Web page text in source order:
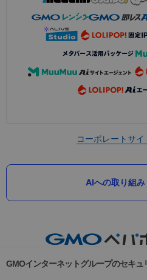
コーポレートサイ
AIへの取り組み
GMOインターネットグループのセキュ